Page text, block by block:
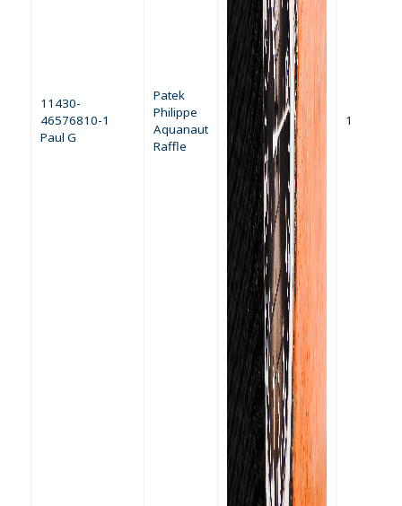
11430-
46576810-1
Paul G
Patek
Philippe
Aquanaut
Raffle
1